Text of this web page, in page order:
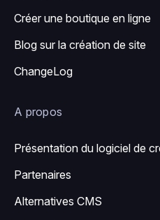
Créer une boutique en ligne
Blog sur la création de site
ChangeLog
A propos
Présentation du logiciel de
Partenaires
Alternatives CMS